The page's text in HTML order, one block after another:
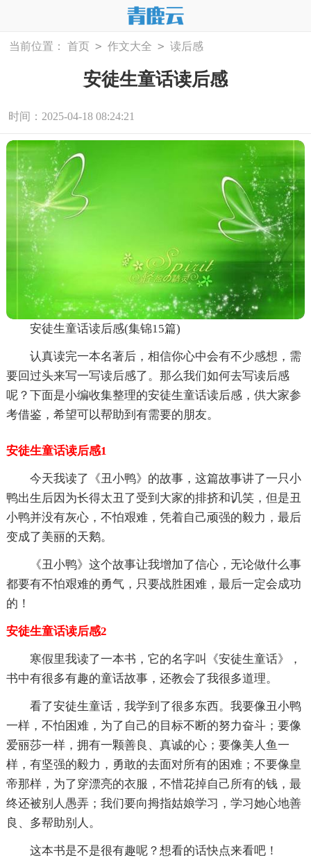
当前位置： 首页 > 作文大全 > 读后感
安徒生童话读后感
时间：2025-04-18 08:24:21
安徒生童话读后感(集锦15篇)
认真读完一本名著后，相信你心中会有不少感想，需
要回过头来写一写读后感了。那么我们如何去写读后感
呢？下面是小编收集整理的安徒生童话读后感，供大家参
考借鉴，希望可以帮助到有需要的朋友。
安徒生童话读后感1
今天我读了《丑小鸭》的故事，这篇故事讲了一只小
鸭出生后因为长得太丑了受到大家的排挤和讥笑，但是丑
小鸭并没有灰心，不怕艰难，凭着自己顽强的毅力，最后
变成了美丽的天鹅。
《丑小鸭》这个故事让我增加了信心，无论做什么事
都要有不怕艰难的勇气，只要战胜困难，最后一定会成功
的！
安徒生童话读后感2
寒假里我读了一本书，它的名字叫《安徒生童话》，
书中有很多有趣的童话故事，还教会了我很多道理。
看了安徒生童话，我学到了很多东西。我要像丑小鸭
一样，不怕困难，为了自己的目标不断的努力奋斗；要像
爱丽莎一样，拥有一颗善良、真诚的心；要像美人鱼一
样，有坚强的毅力，勇敢的去面对所有的困难；不要像皇
帝那样，为了穿漂亮的衣服，不惜花掉自己所有的钱，最
终还被别人愚弄；我们要向拇指姑娘学习，学习她心地善
良、多帮助别人。
这本书是不是很有趣呢？想看的话快点来看吧！